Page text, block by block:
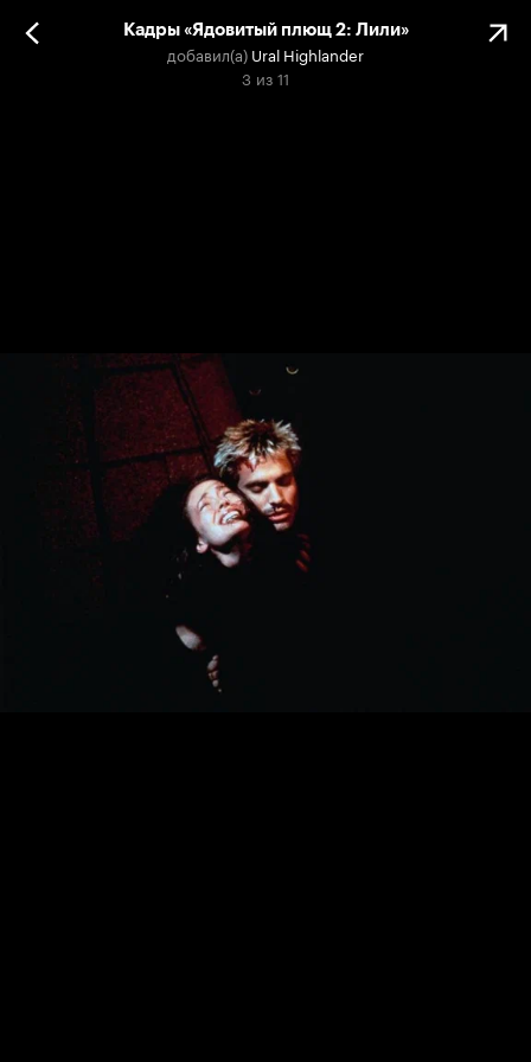
Кадры «Ядовитый плющ 2: Лили»
добавил(а) Ural Highlander
3 из 11